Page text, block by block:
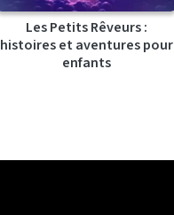
Les Petits Rêveurs :
histoires et aventures pour
enfants